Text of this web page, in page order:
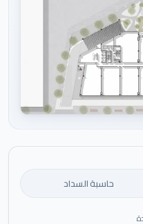
حاسبة السداد